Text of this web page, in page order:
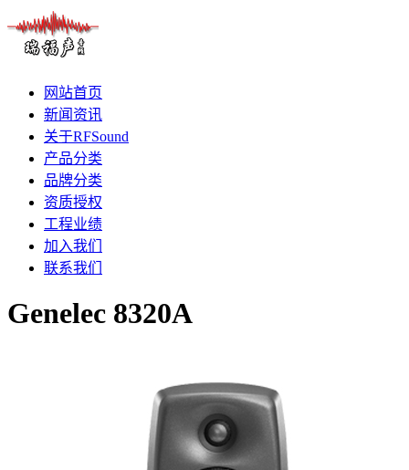
网站首页
新闻资讯
关于RFSound
产品分类
品牌分类
资质授权
工程业绩
加入我们
联系我们
Genelec 8320A